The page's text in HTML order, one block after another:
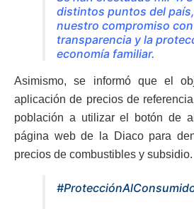
distintos puntos del
nuestro compromiso
transparencia y la
economía familiar.
Asimismo, se informó que el
aplicación de precios de
población a utilizar el botón de
página web de la Diaco para
precios de combustibles y subsidio.